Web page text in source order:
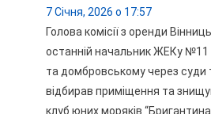
7 Січня, 2026 о 17:57
Голова комісії з оренди
останній начальник ЖЕКу
та домбровському через суди
відбирав приміщення та
клуб юних моряків